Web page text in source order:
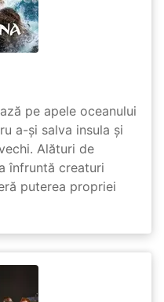
pe apele oceanului
a-și salva insula și
Alături de
înfruntă creaturi
puterea propriei